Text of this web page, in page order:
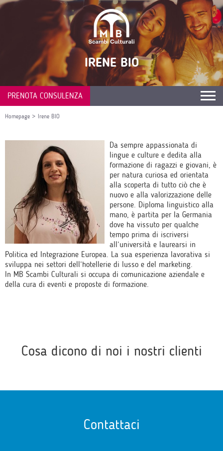
IRENE BIO
PRENOTA CONSULENZA
Homepage > Irene BIO
Da sempre appassionata di
lingue e culture e dedita alla
formazione di ragazzi e giovani, è
per natura curiosa ed orientata
alla scoperta di tutto ciò che è
nuovo e alla valorizzazione delle
persone. Diploma linguistico alla
mano, è partita per la Germania
dove ha vissuto per qualche
tempo prima di iscriversi
all’università e laurearsi in
Politica ed Integrazione Europea. La sua esperienza lavorativa si
sviluppa nei settori dell’hotellerie di lusso e del marketing.
In MB Scambi Culturali si occupa di comunicazione aziendale e
della cura di eventi e proposte di formazione.
Cosa dicono di noi i nostri clienti
Contattaci